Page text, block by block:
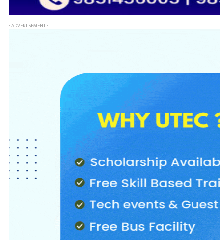
- ADVERTISEMENT -